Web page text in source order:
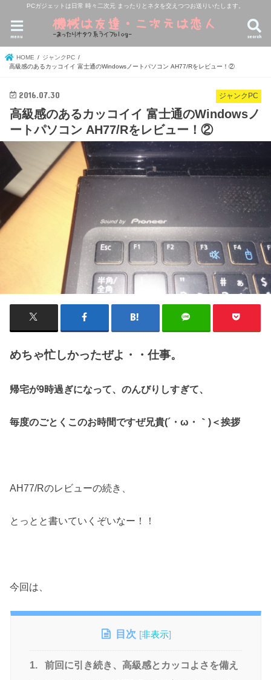
PCガジェットは日常 時々二次元 まったりとネタを交えつつお送りいたします。
search
menu
HOME
ジャンクPC
高級感のあるカッコイイ 富士通のWindowsノートパソコン AH77/Rをレビュー！②
ジャンクPC
2016.07.30
高級感のあるカッコイイ 富士通のWindowsノ
ートパソコン AH77/Rをレビュー！②
めちゃ忙しかったぜよ・・仕事。
帰宅が9時過ぎになって、のんびりしすぎて、
毎度のごとくこのお時間ですぜ兄貴(´・ω・｀)＜挨拶
AH77/Rのレビューの続き、
とっとと書いていくぞいなー！！
今回は、
目次 [非表示]
1.
前回に引き続き、高級感とカッコよさを備え